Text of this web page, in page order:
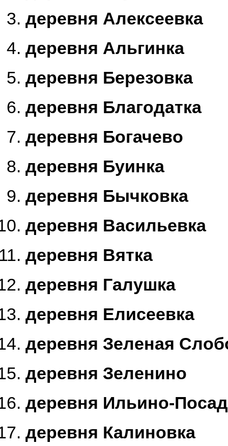
деревня Алексеевка
деревня Альгинка
деревня Березовка
деревня Благодатка
деревня Богачево
деревня Буинка
деревня Бычковка
деревня Васильевка
деревня Вятка
деревня Галушка
деревня Елисеевка
деревня Зеленая
деревня Зеленино
деревня Ильино-
деревня Калиновка